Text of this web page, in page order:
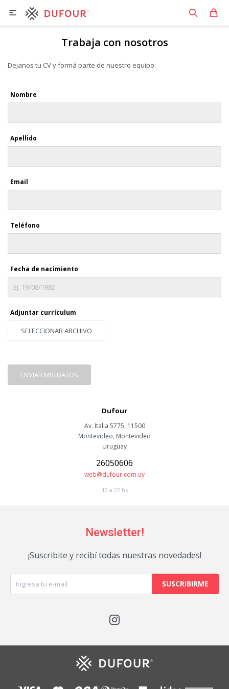

Trabaja con nosotros
Dejanos tu CV y formá parte de nuestro equipo.
Nombre
Apellido
Email
Teléfono
Fecha de nacimiento
Adjuntar currículum
SELECCIONAR ARCHIVO
ENVIAR MIS DATOS
Dufour
Av. Italia 5775, 11500
Montevideo, Montevideo
Uruguay
26050606
web@dufour.com.uy
10 a 22 hs
Newsletter!
¡Suscribite y recibí todas nuestras novedades!
SUSCRIBIRME
